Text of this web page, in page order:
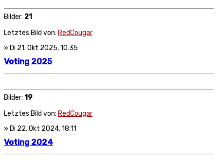
Bilder: 21
Letztes Bild von: RedCougar
» Di 21. Okt 2025, 10:35
Voting 2025
Bilder: 19
Letztes Bild von: RedCougar
» Di 22. Okt 2024, 18:11
Voting 2024